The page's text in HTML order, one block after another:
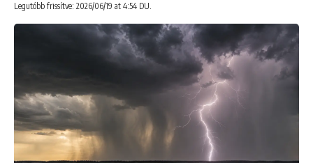
Legutóbb frissítve: 2026/06/19 at 4:54 DU.